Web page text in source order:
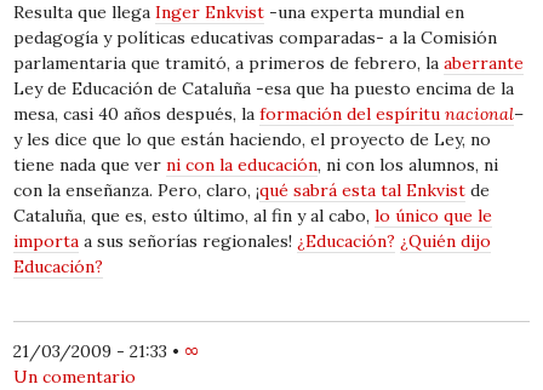
Resulta que llegaInger Enkvist -una experta mundial en
pedagogía y políticas educativas comparadas- a la Comisión
parlamentaria que tramitó, a primeros de febrero, laaberrante
Ley de Educación de Cataluña -esa que ha puesto encima de la
mesa, casi 40 años después, laformación del espíritunacional–
y les dice que lo que están haciendo, el proyecto de Ley, no
tiene nada que verni con la educación, ni con los alumnos, ni
con la enseñanza. Pero, claro, ¡qué sabrá esta tal Enkvist de
Cataluña, que es, esto último, al fin y al cabo,lo único que le
importa a sus señorías regionales! ¿Educación? ¿Quién dijo
Educación?
21/03/2009 - 21:33 • ∞
Un comentario